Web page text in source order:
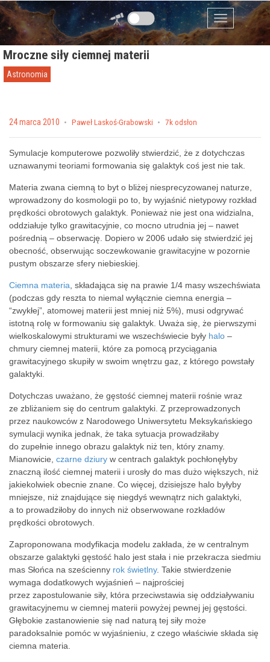
Przejdź do zawartości
Menu
Mroczne siły ciemnej materii
Astronomia
Posted on
24 marca 2010 by Paweł Laskoś-Grabowski 7k odsłon
Symulacje komputerowe pozwoliły stwierdzić, że z dotychczas
uznawanymi teoriami formowania się galaktyk coś jest nie tak.
Materia zwana ciemną to byt o bliżej niesprecyzowanej naturze,
wprowadzony do kosmologii po to, by wyjaśnić nietypowy rozkład
prędkości obrotowych galaktyk. Ponieważ nie jest ona widzialna,
oddziałuje tylko grawitacyjnie, co mocno utrudnia jej – nawet
pośrednią – obserwację. Dopiero w 2006 udało się stwierdzić jej
obecność, obserwując soczewkowanie grawitacyjne w pozornie
pustym obszarze sfery niebieskiej.
Ciemna materia , składająca się na prawie 1/4 masy wszechświata
(podczas gdy reszta to niemal wyłącznie ciemna energia –
“zwykłej”, atomowej materii jest mniej niż 5%), musi odgrywać
istotną rolę w formowaniu się galaktyk. Uważa się, że pierwszymi
wielkoskalowymi strukturami we wszechświecie były halo –
chmury ciemnej materii, które za pomocą przyciągania
grawitacyjnego skupiły w swoim wnętrzu gaz, z którego powstały
galaktyki.
Dotychczas uważano, że gęstość ciemnej materii rośnie wraz
ze zbliżaniem się do centrum galaktyki. Z przeprowadzonych
przez naukowców z Narodowego Uniwersytetu Meksykańskiego
symulacji wynika jednak, że taka sytuacja prowadziłaby
do zupełnie innego obrazu galaktyk niż ten, który znamy.
Mianowicie, czarne dziury w centrach galaktyk pochłonęłyby
znaczną ilość ciemnej materii i urosły do mas dużo większych, niż
jakiekolwiek obecnie znane. Co więcej, dzisiejsze halo byłyby
mniejsze, niż znajdujące się niegdyś wewnątrz nich galaktyki,
a to prowadziłoby do innych niż obserwowane rozkładów
prędkości obrotowych.
Zaproponowana modyfikacja modelu zakłada, że w centralnym
obszarze galaktyki gęstość halo jest stała i nie przekracza siedmiu
mas Słońca na sześcienny rok świetlny. Takie stwierdzenie
wymaga dodatkowych wyjaśnień – najprościej
przez zapostulowanie siły, która przeciwstawia się oddziaływaniu
grawitacyjnemu w ciemnej materii powyżej pewnej jej gęstości.
Głębokie zastanowienie się nad naturą tej siły może
paradoksalnie pomóc w wyjaśnieniu, z czego właściwie składa się
ciemna materia.